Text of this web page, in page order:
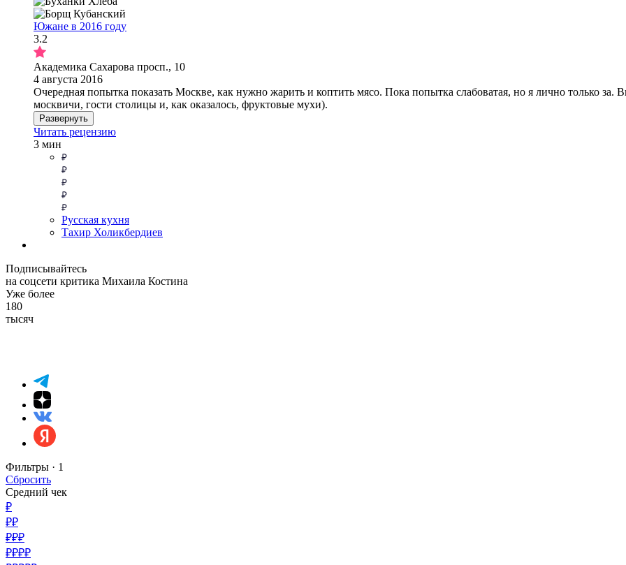
Южане в 2016 году
3.2
Академика Сахарова просп., 10
4 августа 2016
Очередная попытка показать Москве, как нужно жарить и коптить мясо. Пока попытка слабоватая, но я лично только
москвичи, гости столицы и, как оказалось, фруктовые мухи).
Развернуть
Читать рецензию
3 мин
Русская кухня
Тахир Холикбердиев
Подписывайтесь
на соцсети критика Михаила Костина
Уже более
180
тысяч
Фильтры · 1
Сбросить
Средний чек
₽
₽₽
₽₽₽
₽₽₽₽